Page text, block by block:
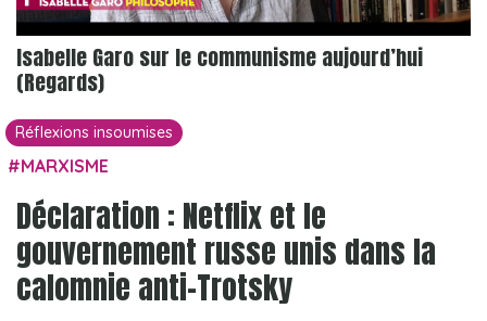
Isabelle Garo sur le communisme aujourd’hui
(Regards)
Réflexions insoumises
MARXISME
Déclaration : Netflix et le
gouvernement russe unis dans la
calomnie anti-Trotsky